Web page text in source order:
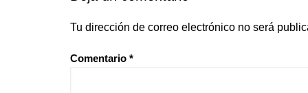
Tu dirección de correo electrónico no será
Comentario *